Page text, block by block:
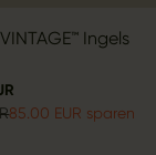
Ingels
85.00 EUR sparen